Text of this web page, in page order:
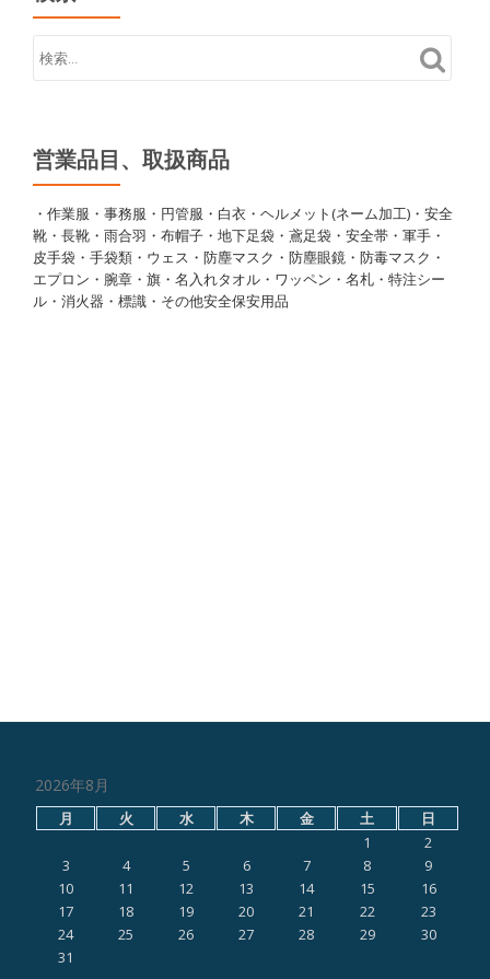
営業品目、取扱商品
・作業服・事務服・円管服・白衣・ヘルメット(ネーム加工)・安全
靴・長靴・雨合羽・布帽子・地下足袋・鳶足袋・安全帯・軍手・
皮手袋・手袋類・ウェス・防塵マスク・防塵眼鏡・防毒マスク・
エプロン・腕章・旗・名入れタオル・ワッペン・名札・特注シー
ル・消火器・標識・その他安全保安用品
2026年8月
月 火 水 木 金 土
日
1
2
3
4 5 6 7 8
9
10
11 12 13 14 15
16
17
18 19 20 21 22
23
24
25 26 27 28 29
30
31